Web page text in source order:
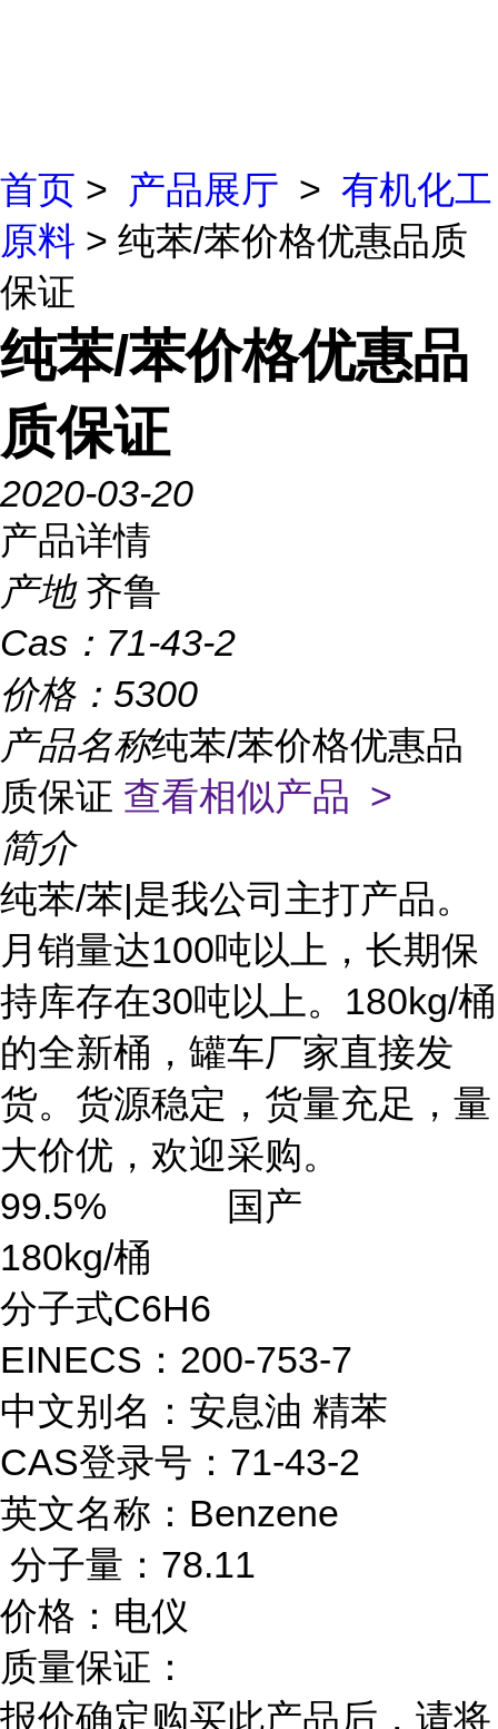
首页 > 产品展厅 > 有机化工
原料 > 纯苯/苯价格优惠品质
保证
纯苯/苯价格优惠品
质保证
2020-03-20
产品详情
产地 齐鲁
Cas： 71-43-2
价格： 5300
产品名称纯苯/苯价格优惠品
质保证 查看相似产品 >
简介
纯苯/苯|是我公司主打产品。
月销量达100吨以上，长期保
持库存在30吨以上。180kg/桶
的全新桶，罐车厂家直接发
货。货源稳定，货量充足，量
大价优，欢迎采购。
99.5% 国产
180kg/桶
分子式C6H6
EINECS：200-753-7
中文别名：安息油 精苯
CAS登录号：71-43-2
英文名称：Benzene
分子量：78.11
价格：电仪
质量保证：
报价确定购买此产品后，请将